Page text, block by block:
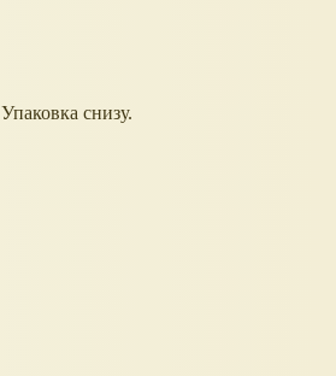
Упаковка снизу.